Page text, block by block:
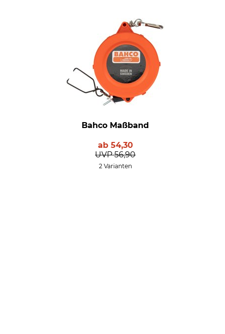
Bahco Maßband
ab 54,30
UVP 56,90
2 Varianten